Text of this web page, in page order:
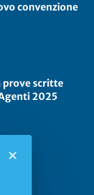
convenzione
scritte
2025
✕